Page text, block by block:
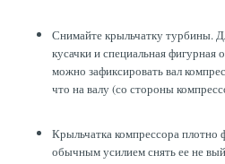
Снимайте крыльчатку турбины.
кусачки и специальная
можно зафиксировать вал
что на валу (со стороны
Крыльчатка компрессора плотно
обычным усилием снять ее не